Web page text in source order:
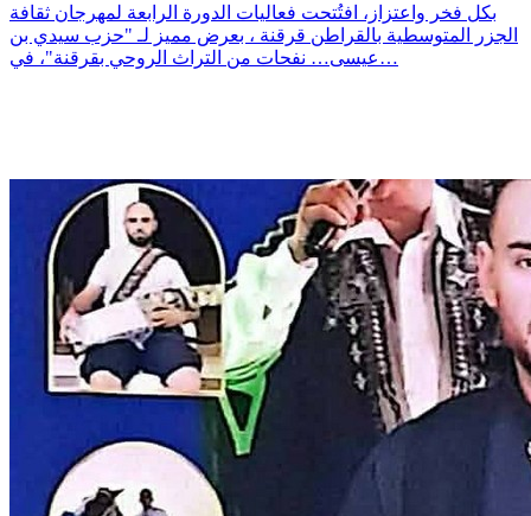
بكل فخر واعتزاز، افتُتحت فعاليات الدورة الرابعة لمهرجان ثقافة
الجزر المتوسطية بالقراطن قرقنة ، بعرض مميز لـ "حزب سيدي بن
عيسى… نفحات من التراث الروحي بقرقنة"، في…